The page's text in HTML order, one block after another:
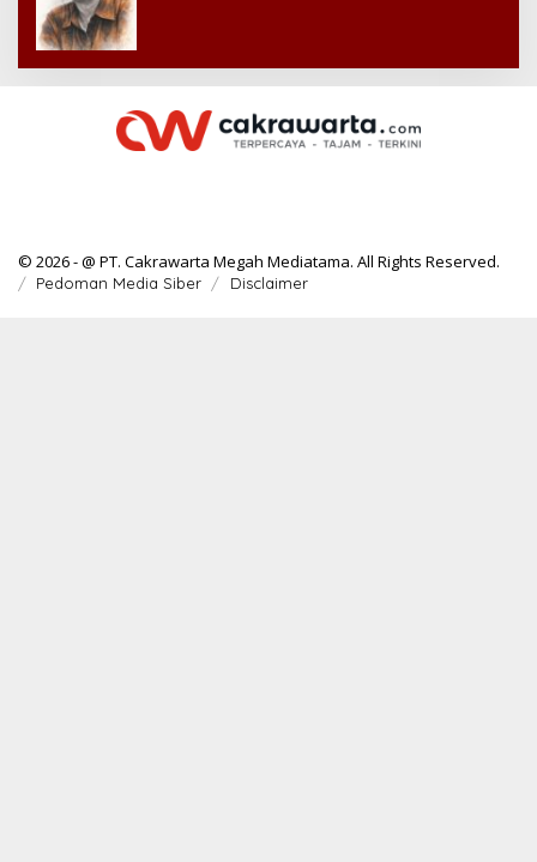
© 2026 - @ PT. Cakrawarta Megah Mediatama. All Rights Reserved.
Pedoman Media Siber Disclaimer